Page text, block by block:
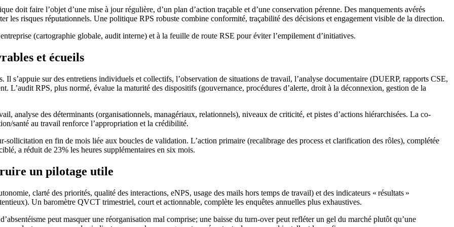
doit faire l’objet d’une mise à jour régulière, d’un plan d’action traçable et d’une conservation pérenne. Des manquements avérés
les risques réputationnels. Une politique RPS robuste combine conformité, traçabilité des décisions et engagement visible de la direction.
(cartographie globale, audit interne) et à la feuille de route RSE pour éviter l’empilement d’initiatives.
et écueils
s’appuie sur des entretiens individuels et collectifs, l’observation de situations de travail, l’analyse documentaire (DUERP, rapports CSE,
L’audit RPS, plus normé, évalue la maturité des dispositifs (gouvernance, procédures d’alerte, droit à la déconnexion, gestion de la
analyse des déterminants (organisationnels, managériaux, relationnels), niveaux de criticité, et pistes d’actions hiérarchisées. La co-
santé au travail renforce l’appropriation et la crédibilité.
sollicitation en fin de mois liée aux boucles de validation. L’action primaire (recalibrage des process et clarification des rôles), complétée
a réduit de 23% les heures supplémentaires en six mois.
un pilotage utile
clarté des priorités, qualité des interactions, eNPS, usage des mails hors temps de travail) et des indicateurs « résultats »
Un baromètre QVCT trimestriel, court et actionnable, complète les enquêtes annuelles plus exhaustives.
peut masquer une réorganisation mal comprise; une baisse du turn-over peut refléter un gel du marché plutôt qu’une